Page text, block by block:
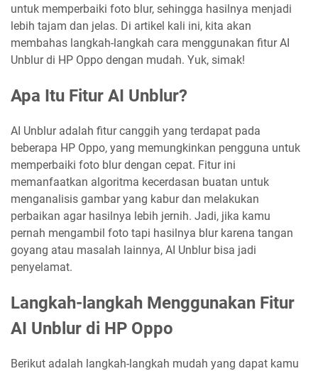
untuk memperbaiki foto blur, sehingga hasilnya menjadi
lebih tajam dan jelas. Di artikel kali ini, kita akan
membahas langkah-langkah cara menggunakan fitur AI
Unblur di HP Oppo dengan mudah. Yuk, simak!
Apa Itu Fitur AI Unblur?
AI Unblur adalah fitur canggih yang terdapat pada
beberapa HP Oppo, yang memungkinkan pengguna untuk
memperbaiki foto blur dengan cepat. Fitur ini
memanfaatkan algoritma kecerdasan buatan untuk
menganalisis gambar yang kabur dan melakukan
perbaikan agar hasilnya lebih jernih. Jadi, jika kamu
pernah mengambil foto tapi hasilnya blur karena tangan
goyang atau masalah lainnya, AI Unblur bisa jadi
penyelamat.
Langkah-langkah Menggunakan Fitur
AI Unblur di HP Oppo
Berikut adalah langkah-langkah mudah yang dapat kamu